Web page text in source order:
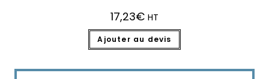
17,23€ HT
Ajouter au devis